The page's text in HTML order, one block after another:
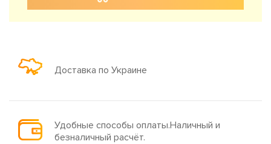
Доставка по Украине
Удобные способы оплаты.Наличный и
безналичный расчёт.